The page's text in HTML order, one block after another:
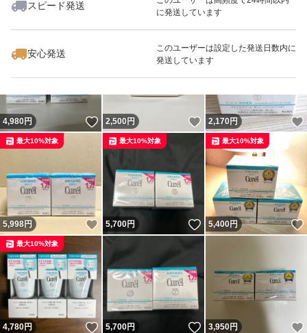
スピード発送
に発送しています
安心発送
このユーザーは設定した発送日数内に
発送しています
いいね！
2,180
4,980円 いいね！
2,500円 いいね！
2,170円
5,998円 いいね！
最大10%対象
5,700円 いいね！
最大10%対象
5,400円
最大10%対象
4,780円 いいね！
最大10%対象
5,700円 いいね！
3,950円